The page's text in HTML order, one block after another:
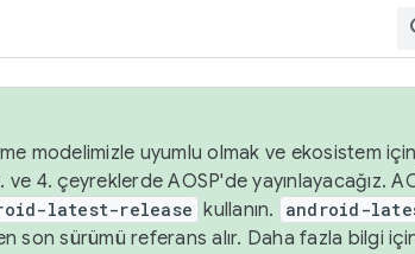
modelimizle uyumlu olmak ve ekosistem için
4. çeyreklerde AOSP'de yayınlayacağız.
latest-release kullanın. android-
son sürümü referans alır. Daha fazla bilgi